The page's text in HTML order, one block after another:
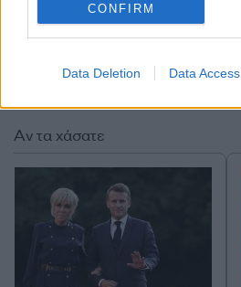
CONFIRM
Data Deletion Data Access
Αν τα χάσατε